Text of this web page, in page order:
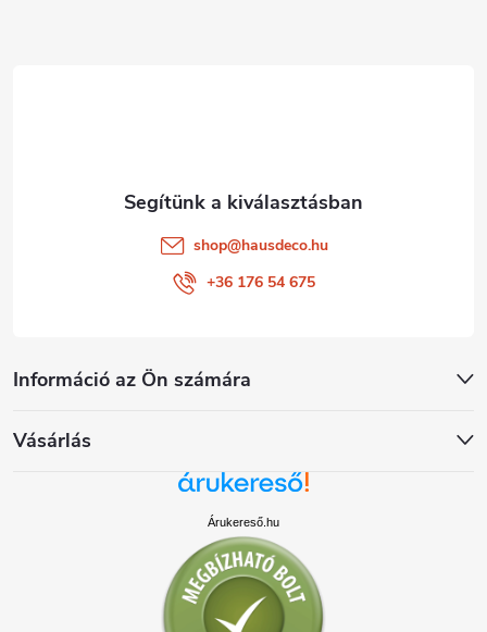
Információ az Ön számára
Vásárlás
shop@hausdeco.hu
+36 176 54 675
Árukereső.hu